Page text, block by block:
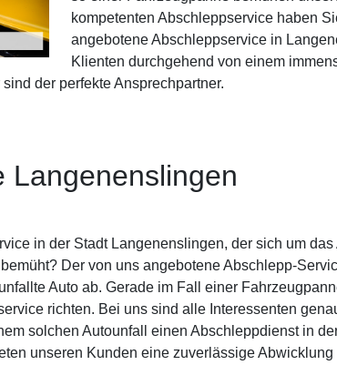
kompetenten Abschleppservice haben
angebotene Abschleppservice in
Klienten durchgehend von einem
der perfekte Ansprechpartner.
Langenenslingen
in der Stadt Langenenslingen, der sich um
Der von uns angebotene Abschlepp-
Auto ab. Gerade im Fall einer
richten. Bei uns sind alle Interessenten
solchen Autounfall einen Abschleppdienst in
unseren Kunden eine zuverlässige Abwicklung